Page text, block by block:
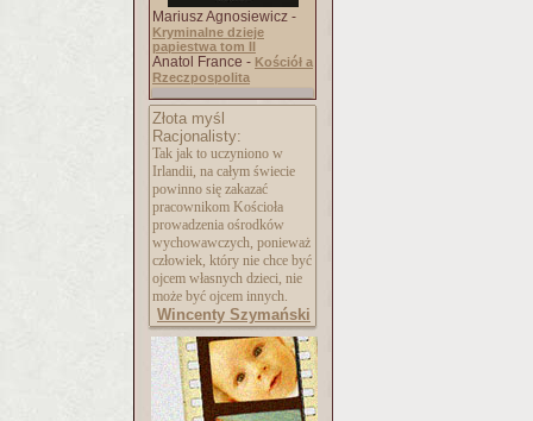
Mariusz Agnosiewicz -
Kryminalne dzieje
papiestwa tom II
Anatol France - Kościół a
Rzeczpospolita
Złota myśl
Racjonalisty:
Tak jak to uczyniono w
Irlandii, na całym świecie
powinno się zakazać
pracownikom Kościoła
prowadzenia ośrodków
wychowawczych, ponieważ
człowiek, który nie chce być
ojcem własnych dzieci, nie
może być ojcem innych.
Wincenty Szymański